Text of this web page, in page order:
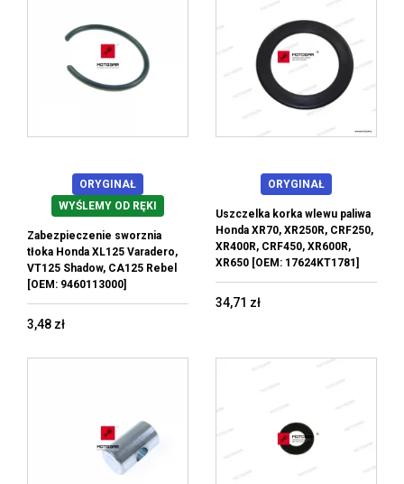
ORYGINAŁ
WYŚLEMY OD RĘKI
Zabezpieczenie sworznia
tłoka Honda XL125 Varadero,
VT125 Shadow, CA125 Rebel
[OEM: 9460113000]
3,48 zł
ORYGINAŁ
Uszczelka korka wlewu paliwa
Honda XR70, XR250R, CRF250,
XR400R, CRF450, XR600R,
XR650 [OEM: 17624KT1781]
34,71 zł